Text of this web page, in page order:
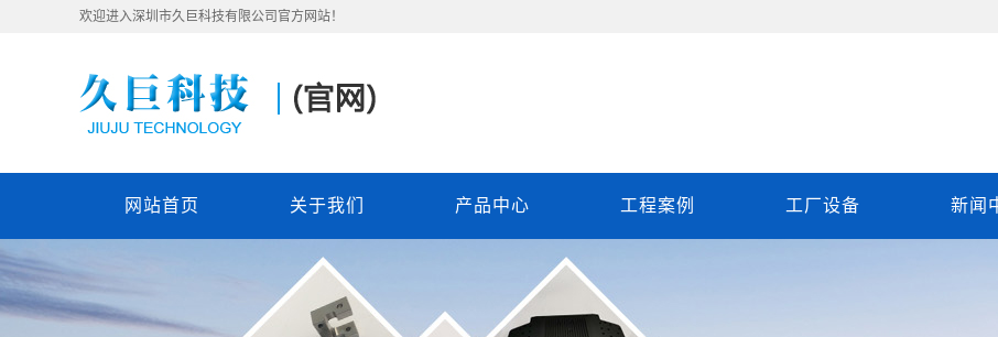
欢迎进入深圳市久巨科技有限公司官方网站！
网站首页 关于我们 产品中心 工程案例 工厂设备 新闻